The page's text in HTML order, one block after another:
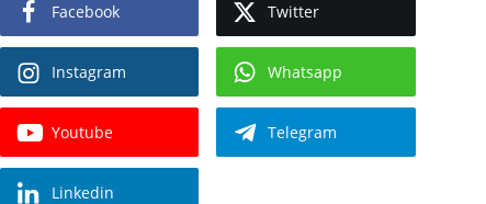
Facebook Twitter
Instagram Whatsapp
Youtube Telegram
Linkedin